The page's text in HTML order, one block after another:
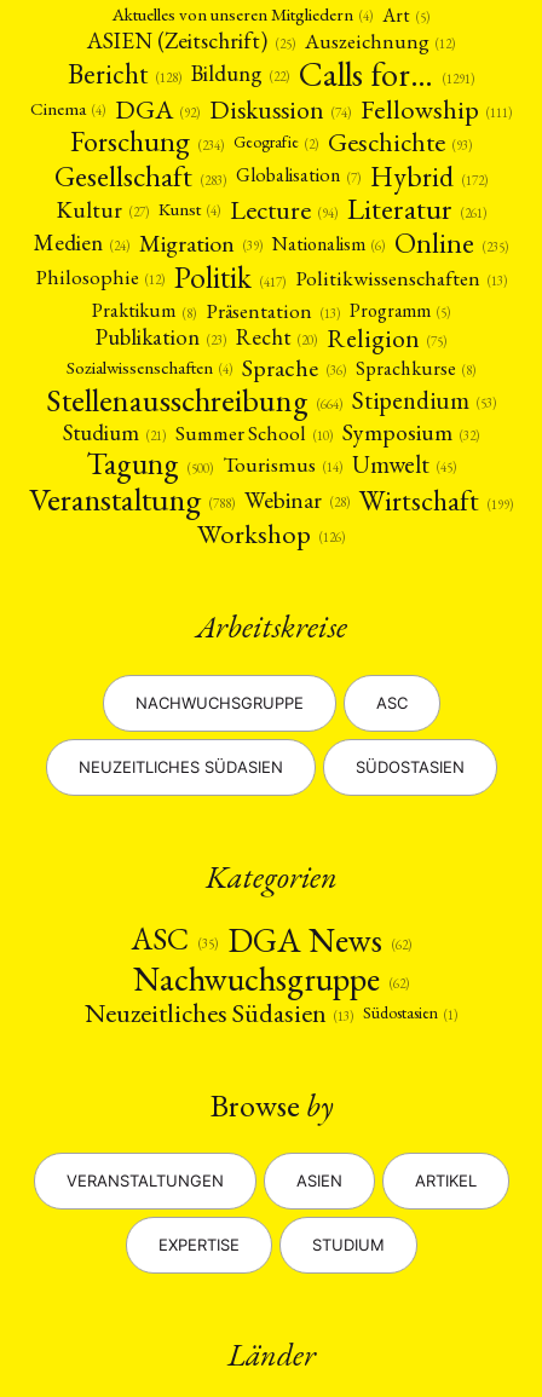
Aktuelles von unseren Mitgliedern (4) Art (5)
ASIEN (Zeitschrift) (25) Auszeichnung (12)
Bericht (128) Bildung (22) Calls for… (1291)
Cinema (4) DGA (92) Diskussion (74) Fellowship (111)
Forschung (234) Geografie (2) Geschichte (93)
Gesellschaft (283) Globalisation (7) Hybrid (172)
Kultur (27) Kunst (4) Lecture (94) Literatur (261)
Medien (24) Migration (39) Nationalism (6) Online (235)
Philosophie (12) Politik (417) Politikwissenschaften (13)
Praktikum (8) Präsentation (13) Programm (5)
Publikation (23) Recht (20) Religion (75)
Sozialwissenschaften (4) Sprache (36) Sprachkurse (8)
Stellenausschreibung (664) Stipendium (53)
Studium (21) Summer School (10) Symposium (32)
Tagung (500) Tourismus (14) Umwelt (45)
Veranstaltung (788) Webinar (28) Wirtschaft (199)
Workshop (126)
Arbeitskreise
NACHWUCHSGRUPPE ASC
NEUZEITLICHES SÜDASIEN SÜDOSTASIEN
Kategorien
ASC
(35) DGA News (62)
Nachwuchsgruppe (62)
Neuzeitliches Südasien (13) Südostasien (1)
Browse by
VERANSTALTUNGEN ASIEN ARTIKEL
EXPERTISE STUDIUM
Länder